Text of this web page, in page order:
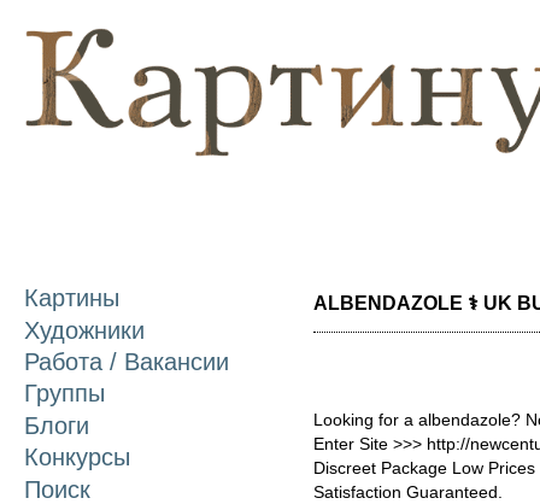
Картины
Художники
Работа / Вакансии
Группы
Блоги
Конкурсы
Поиск
ALBENDAZOLE ⚕️ UK
Looking for a albendazole?
Enter Site >>> http://
Discreet Package Low
Satisfaction Guaranteed.